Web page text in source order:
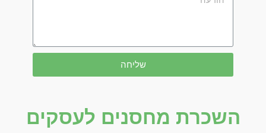
שליחה
השכרת מחסנים לעסקים